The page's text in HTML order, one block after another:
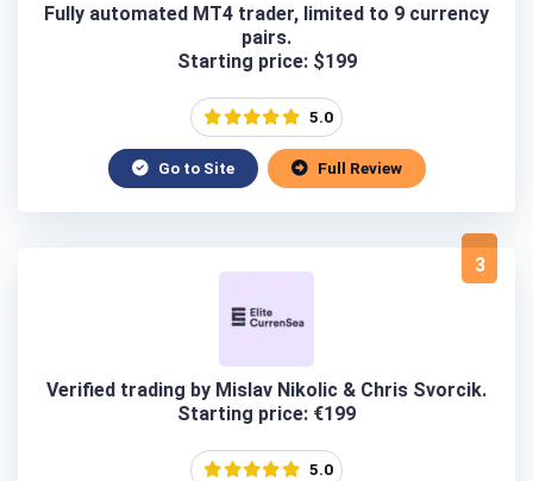
Fully automated MT4 trader, limited to 9 currency
pairs.
Starting price: $199
5.0
Go to Site Full Review
3
Verified trading by Mislav Nikolic & Chris Svorcik.
Starting price: €199
5.0